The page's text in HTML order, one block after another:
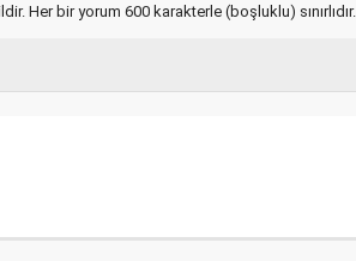
Her bir yorum 600 karakterle (boşluklu) sınırlıdır.